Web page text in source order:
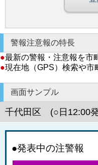
警報注意報の特長
●最新の警報・注意報を市
●現在地（GPS）検索や市
画面サンプル
千代田区 (○日12:00
●発表中の注警報